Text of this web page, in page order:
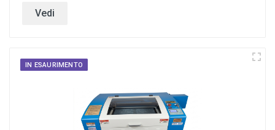
Vedi
IN ESAURIMENTO